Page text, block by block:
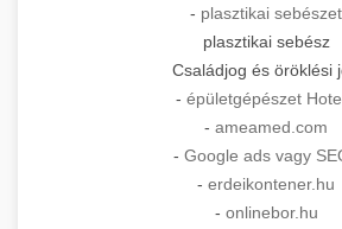
- plasztikai sebészet
plasztikai sebész
Családjog és öröklési
- épületgépészet
- ameamed.com
- Google ads vagy
- erdeikontener.hu
- onlinebor.hu